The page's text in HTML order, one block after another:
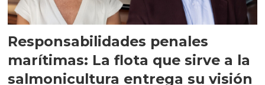
Responsabilidades penales
marítimas: La flota que sirve a la
salmonicultura entrega su visión